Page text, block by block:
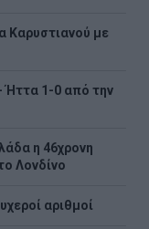
Καρυστιανού με
Ήττα 1-0 από την
η 46χρονη
Λονδίνο
αριθμοί